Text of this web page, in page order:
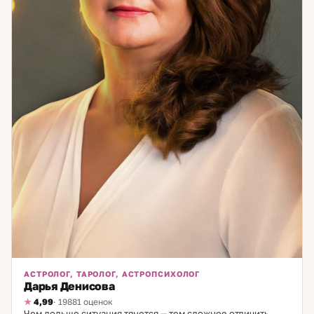
АСТРОЛОГ, ТАРОЛОГ, АСТРОПСИХОЛОГ
Дарья Денисова
4,99· 19881 оценок